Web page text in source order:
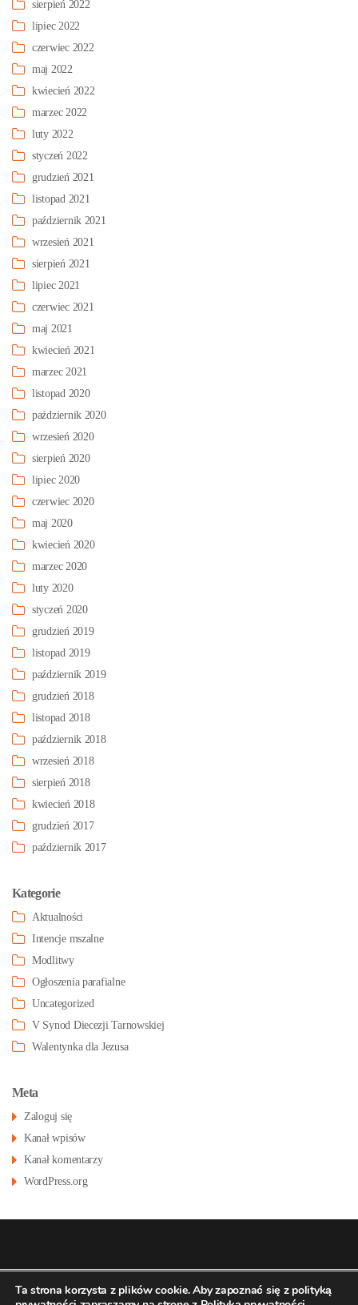
sierpień 2022
lipiec 2022
czerwiec 2022
maj 2022
kwiecień 2022
marzec 2022
luty 2022
styczeń 2022
grudzień 2021
listopad 2021
październik 2021
wrzesień 2021
sierpień 2021
lipiec 2021
czerwiec 2021
maj 2021
kwiecień 2021
marzec 2021
listopad 2020
październik 2020
wrzesień 2020
sierpień 2020
lipiec 2020
czerwiec 2020
maj 2020
kwiecień 2020
marzec 2020
luty 2020
styczeń 2020
grudzień 2019
listopad 2019
październik 2019
grudzień 2018
listopad 2018
październik 2018
wrzesień 2018
sierpień 2018
kwiecień 2018
grudzień 2017
październik 2017
Kategorie
Aktualności
Intencje mszalne
Modlitwy
Ogłoszenia parafialne
Uncategorized
V Synod Diecezji Tarnowskiej
Walentynka dla Jezusa
Meta
Zaloguj się
Kanał wpisów
Kanał komentarzy
WordPress.org
© 2026Konatsu.pldlaParafia św Stanisława
Polityka
Ta strona korzysta z plików cookie. Aby zapoznać się z polityką